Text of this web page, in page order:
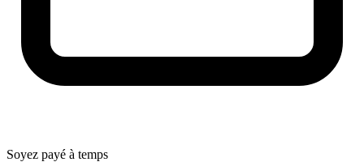
Soyez payé à temps